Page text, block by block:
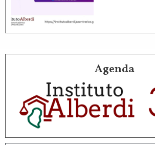
Agenda